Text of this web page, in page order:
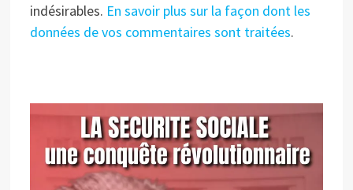
indésirables. En savoir plus sur la façon dont les
données de vos commentaires sont traitées.